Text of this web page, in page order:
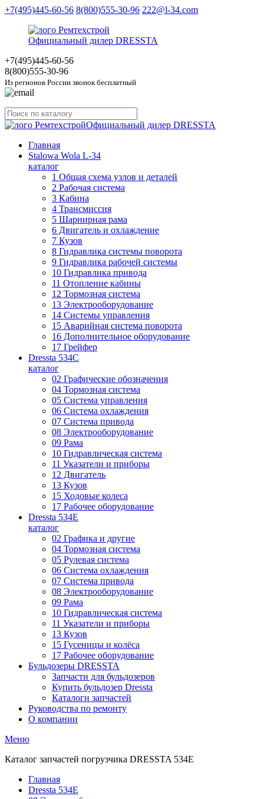
+7(495)445-60-56 8(800)555-30-96 222@l-34.com
Официальный дилер DRESSTA
+7(495)445-60-56
8(800)555-30-96
Из регионов России звонок бесплатный
Официальный дилер DRESSTA
Главная
Stalowa Wola L-34
каталог
1 Общая схема узлов и деталей
2 Рабочая система
3 Кабина
4 Трансмиссия
5 Шарнирная рама
6 Двигатель и охлаждение
7 Кузов
8 Гидравлика системы поворота
9 Гидравлика рабочей системы
10 Гидравлика привода
11 Отопление кабины
12 Тормозная система
13 Электрооборудование
14 Системы управления
15 Аварийная система поворота
16 Дополнительное оборудование
17 Грейфер
Dressta 534C
каталог
02 Графические обозначения
04 Тормозная система
05 Система управления
06 Система охлаждения
07 Система привода
08 Электрооборудование
09 Рама
10 Гидравлическая система
11 Указатели и приборы
12 Двигатель
13 Кузов
15 Ходовые колеса
17 Рабочее оборудование
Dressta 534E
каталог
02 Графика и другие
04 Тормозная система
05 Рулевая система
06 Система охлаждения
07 Система привода
08 Электрооборудование
09 Рама
10 Гидравлическая система
11 Указатели и приборы
13 Кузов
15 Гусеницы и колёса
17 Рабочее оборудование
Бульдозеры DRESSTA
Запчасти для бульдозеров
Купить бульдозер Dressta
Каталоги запчастей
Руководства по ремонту
О компании
Меню
Каталог запчастей погрузчика DRESSTA 534E
Главная
Dressta 534E